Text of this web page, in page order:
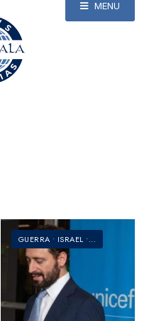
MENU
GUERRA • ISRAEL • PALESTINA